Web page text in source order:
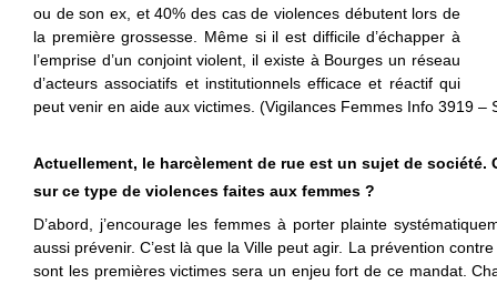
ou de son ex, et 40% des cas de violences débutent lors de
la première grossesse. Même si il est difficile d’échapper à
l’emprise d’un conjoint violent, il existe à Bourges un réseau
d’acteurs associatifs et institutionnels efficace et réactif qui
peut venir en aide aux victimes. (Vigilances Femmes Info 3919 –
Actuellement, le harcèlement de rue est un sujet de société.
sur ce type de violences faites aux femmes ?
D’abord, j’encourage les femmes à porter plainte
aussi prévenir. C’est là que la Ville peut agir. La prévention
sont les premières victimes sera un enjeu fort de ce mandat.